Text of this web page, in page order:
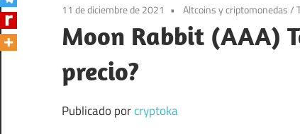
11 de diciembre de 2021 Altcoins y criptomonedas/
Moon Rabbit (AAA)
precio?
Publicado porcryptoka